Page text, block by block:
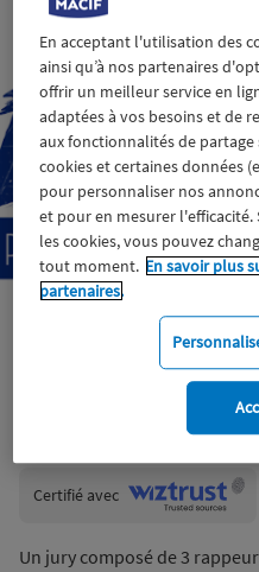
Certifié avecWiztrust
trusted
Un jury composé de 3
En acceptant l'utilisation des
ainsi qu’à nos partenaires
offrir un meilleur service en
adaptées à vos besoins et de
aux fonctionnalités de partage
cookies et certaines données
pour personnaliser nos
et pour en mesurer
les cookies, vous pouvez
tout moment. En savoir plus
partenaires.